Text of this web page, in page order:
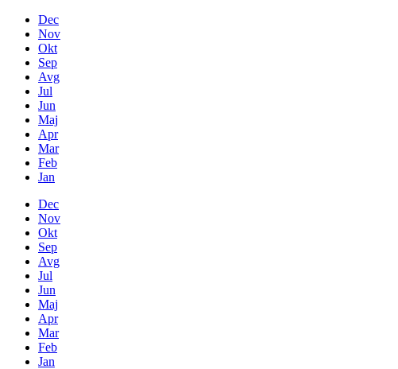
Dec
Nov
Okt
Sep
Avg
Jul
Jun
Maj
Apr
Mar
Feb
Jan
Dec
Nov
Okt
Sep
Avg
Jul
Jun
Maj
Apr
Mar
Feb
Jan